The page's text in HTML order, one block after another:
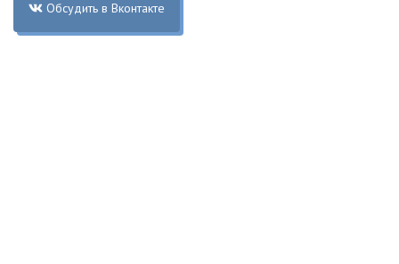
Обсудить в Вконтакте